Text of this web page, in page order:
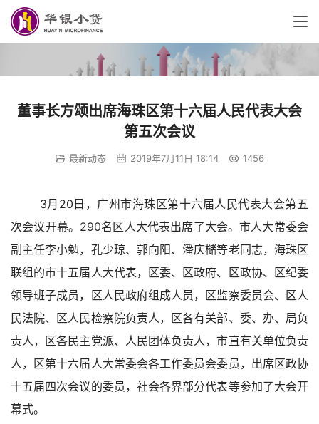
董事长方颂出席海珠区第十六届人民代表大会
第五次会议
最新动态 2019年7月11日 18:14 1456
3月20日，广州市海珠区第十六届人民代表大会第五
次会议开幕。290名区人大代表出席了大会。市人大常委会
副主任李小勉，孔少琼、郭向阳、潘庆槠等老同志，海珠区
联组的市十五届人大代表，区委、区政府、区政协、区纪委
领导班子成员，区人民政府组成人员，区监察委员会、区人
民法院、区人民检察院负责人，区各有关部、委、办、局负
责人，区各民主党派、人民团体负责人，市直有关单位负责
人，区第十六届人大常委会各工作委员会委员，出席区政协
十五届四次会议的委员，社会各界部分代表等参加了大会开
幕式。